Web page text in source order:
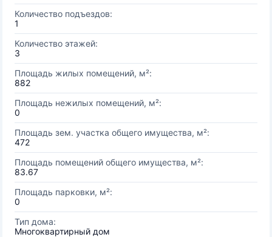
Количество подъездов:
1
Количество этажей:
3
Площадь жилых помещений, м²:
882
Площадь нежилых помещений, м²:
0
Площадь зем. участка общего имущества, м²:
472
Площадь помещений общего имущества, м²:
83.67
Площадь парковки, м²:
0
Тип дома:
Многоквартирный дом